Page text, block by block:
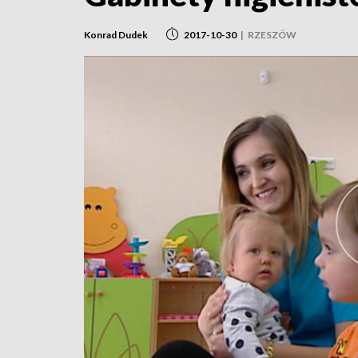
Konrad Dudek 2017-10-30 | RZESZÓW